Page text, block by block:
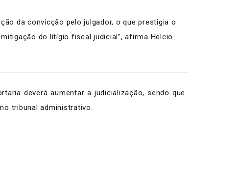
da convicção pelo julgador, o que prestigia o
do litígio fiscal judicial”, afirma Helcio
deverá aumentar a judicialização, sendo que
tribunal administrativo.